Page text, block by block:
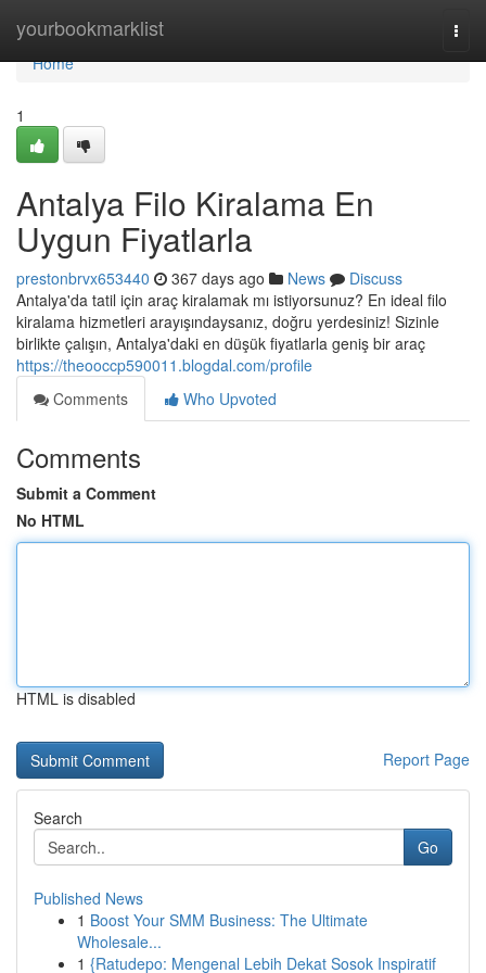
yourbookmarklist
Home
Home
1
Antalya Filo Kiralama En
Uygun Fiyatlarla
prestonbrvx653440 367 days ago News
Discuss
Antalya'da tatil için araç kiralamak mı istiyorsunuz? En ideal filo
kiralama hizmetleri arayışındaysanız, doğru yerdesiniz! Sizinle
birlikte çalışın, Antalya'daki en düşük fiyatlarla geniş bir araç
https://theooccp590011.blogdal.com/profile
Comments
Who Upvoted
Comments
Submit a Comment
No HTML
HTML is disabled
Report Page
Search
Go
Published News
1 Boost Your SMM Business: The Ultimate
Wholesale...
1 {Ratudepo: Mengenal Lebih Dekat Sosok Inspiratif